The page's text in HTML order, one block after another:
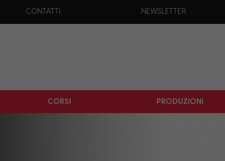
CONTATTI NEWSLETTER
CORSI PRODUZIONI